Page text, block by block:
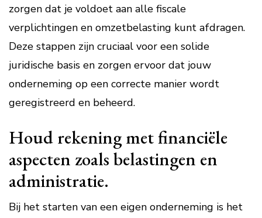
zorgen dat je voldoet aan alle fiscale
verplichtingen en omzetbelasting kunt afdragen.
Deze stappen zijn cruciaal voor een solide
juridische basis en zorgen ervoor dat jouw
onderneming op een correcte manier wordt
geregistreerd en beheerd.
Houd rekening met financiële
aspecten zoals belastingen en
administratie.
Bij het starten van een eigen onderneming is het